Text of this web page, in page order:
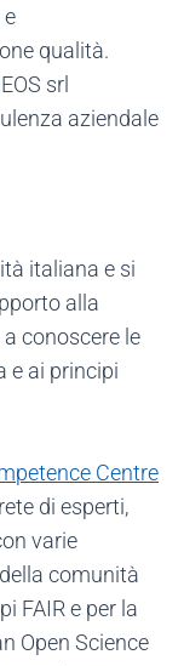
qualità.
srl
aziendale
italiana e si
alla
conoscere le
e ai principi
Centre
di esperti,
varie
comunità
FAIR e per la
Open Science